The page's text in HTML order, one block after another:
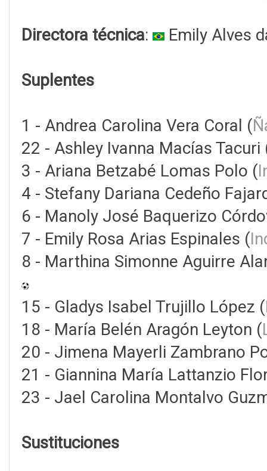
Directora técnica: Emily Alves
Suplentes
1 - Andrea Carolina Vera Coral (
22 - Ashley Ivanna Macías Tacuri
3 - Ariana Betzabé Lomas Polo (
4 - Stefany Dariana Cedeño
6 - Manoly José Baquerizo
7 - Emily Rosa Arias Espinales (
8 - Marthina Simonne Aguirre
15 - Gladys Isabel Trujillo López (
18 - María Belén Aragón Leyton (
20 - Jimena Mayerli Zambrano
21 - Giannina María Lattanzio
23 - Jael Carolina Montalvo
Sustituciones